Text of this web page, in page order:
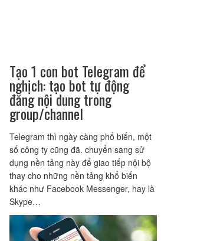
Tạo 1 con bot Telegram để
nghịch: tạo bot tự động
đăng nội dung trong
group/channel
Telegram thì ngày càng phổ biến, một
số công ty cũng đã. chuyển sang sử
dụng nền tảng này để giao tiếp nội bộ
thay cho những nền tảng khổ biến
khác như Facebook Messenger, hay là
Skype…